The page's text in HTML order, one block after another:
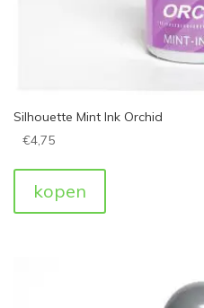
Silhouette Mint Ink Orchid
€4,75
kopen